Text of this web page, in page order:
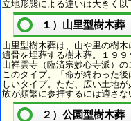
立地形態による違いは大きく以
１）山里型樹木葬
山里型樹木葬は、山や里の樹
遺骨を埋葬する樹木葬。１９
山祥雲寺（臨済宗妙心寺派）
このタイプ。「命が終わった
しいタイプ。ただ、広い土地
族が頻繁に参拝するには適さな
２）公園型樹木葬